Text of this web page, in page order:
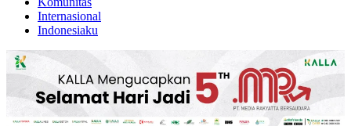
Internasional
Indonesiaku